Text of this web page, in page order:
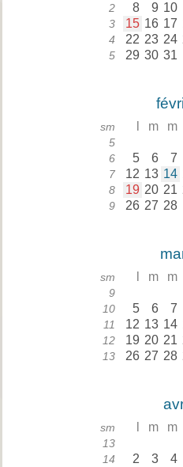
2 8 9 10
3 15 16 17
4 22 23 24
5 29 30 31
sm m m
5
6 5 6 7
7 12 13 14
8 19 20 21
9 26 27 28
sm m m
9
10 5 6 7
11 12 13 14
12 19 20 21
13 26 27 28
sm m m
13
14 2 3 4